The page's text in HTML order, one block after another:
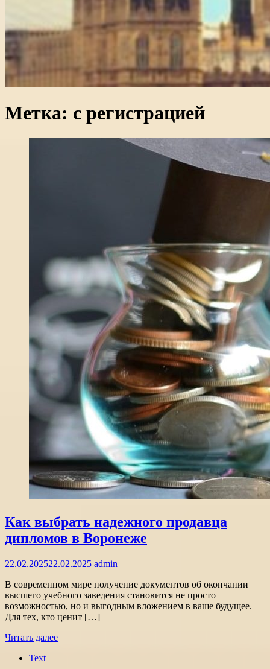
Метка: с регистрацией
Как выбрать надежного продавца
дипломов в Воронеже
22.02.202522.02.2025 admin
В современном мире получение документов об окончании
высшего учебного заведения становится не просто
возможностью, но и выгодным вложением в ваше будущее.
Для тех, кто ценит […]
Читать далее
Text